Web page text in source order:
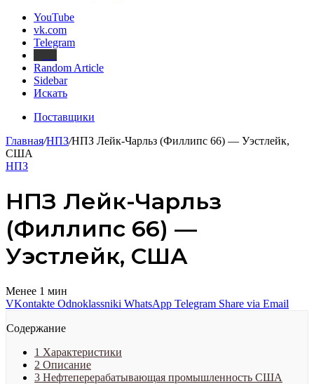
YouTube
vk.com
Telegram
Random Article
Sidebar
Искать
Поставщики
Главная/НПЗ/НПЗ Лейк-Чарльз (Филлипс 66) — Уэстлейк,
США
НПЗ
НПЗ Лейк-Чарльз
(Филлипс 66) —
Уэстлейк, США
Менее 1 мин
VKontakte Odnoklassniki WhatsApp Telegram Share via Email
Содержание
1 Характеристики
2 Описание
3 Нефтеперерабатывающая промышленность США